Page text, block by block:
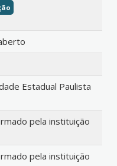
Estadual Paulista
pela instituição
pela instituição